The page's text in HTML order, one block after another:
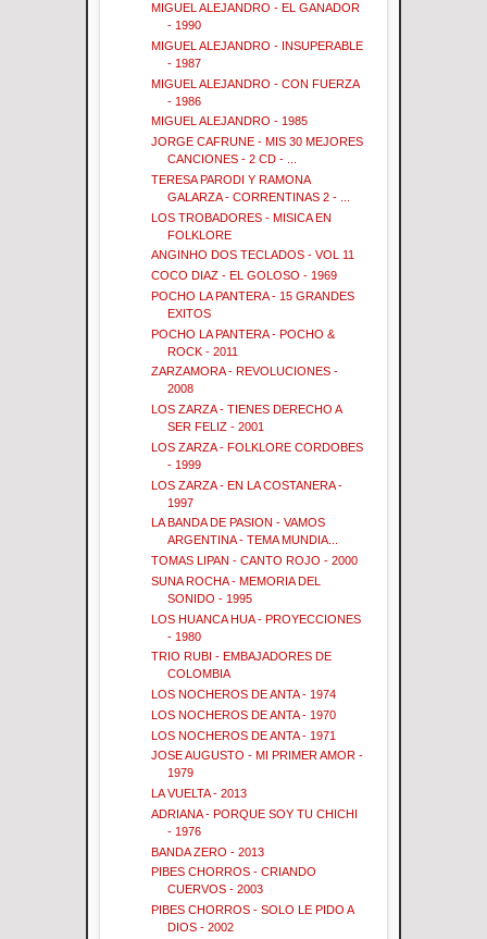
MIGUEL ALEJANDRO - EL GANADOR
- 1990
MIGUEL ALEJANDRO - INSUPERABLE
- 1987
MIGUEL ALEJANDRO - CON FUERZA
- 1986
MIGUEL ALEJANDRO - 1985
JORGE CAFRUNE - MIS 30 MEJORES
CANCIONES - 2 CD - ...
TERESA PARODI Y RAMONA
GALARZA - CORRENTINAS 2 - ...
LOS TROBADORES - MISICA EN
FOLKLORE
ANGINHO DOS TECLADOS - VOL 11
COCO DIAZ - EL GOLOSO - 1969
POCHO LA PANTERA - 15 GRANDES
EXITOS
POCHO LA PANTERA - POCHO &
ROCK - 2011
ZARZAMORA - REVOLUCIONES -
2008
LOS ZARZA - TIENES DERECHO A
SER FELIZ - 2001
LOS ZARZA - FOLKLORE CORDOBES
- 1999
LOS ZARZA - EN LA COSTANERA -
1997
LA BANDA DE PASION - VAMOS
ARGENTINA - TEMA MUNDIA...
TOMAS LIPAN - CANTO ROJO - 2000
SUNA ROCHA - MEMORIA DEL
SONIDO - 1995
LOS HUANCA HUA - PROYECCIONES
- 1980
TRIO RUBI - EMBAJADORES DE
COLOMBIA
LOS NOCHEROS DE ANTA - 1974
LOS NOCHEROS DE ANTA - 1970
LOS NOCHEROS DE ANTA - 1971
JOSE AUGUSTO - MI PRIMER AMOR -
1979
LA VUELTA - 2013
ADRIANA - PORQUE SOY TU CHICHI
- 1976
BANDA ZERO - 2013
PIBES CHORROS - CRIANDO
CUERVOS - 2003
PIBES CHORROS - SOLO LE PIDO A
DIOS - 2002